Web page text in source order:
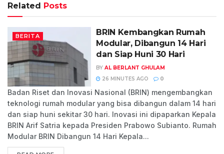
Related Posts
BERITA
BRIN Kembangkan Rumah
Modular, Dibangun 14 Hari
dan Siap Huni 30 Hari
BY AL BERLANT GHULAM
26 MINUTES AGO
0
Badan Riset dan Inovasi Nasional (BRIN) mengembangkan
teknologi rumah modular yang bisa dibangun dalam 14 hari
dan siap huni sekitar 30 hari. Inovasi ini dipaparkan Kepala
BRIN Arif Satria kepada Presiden Prabowo Subianto. Rumah
Modular BRIN Dibangun 14 Hari Kepala...